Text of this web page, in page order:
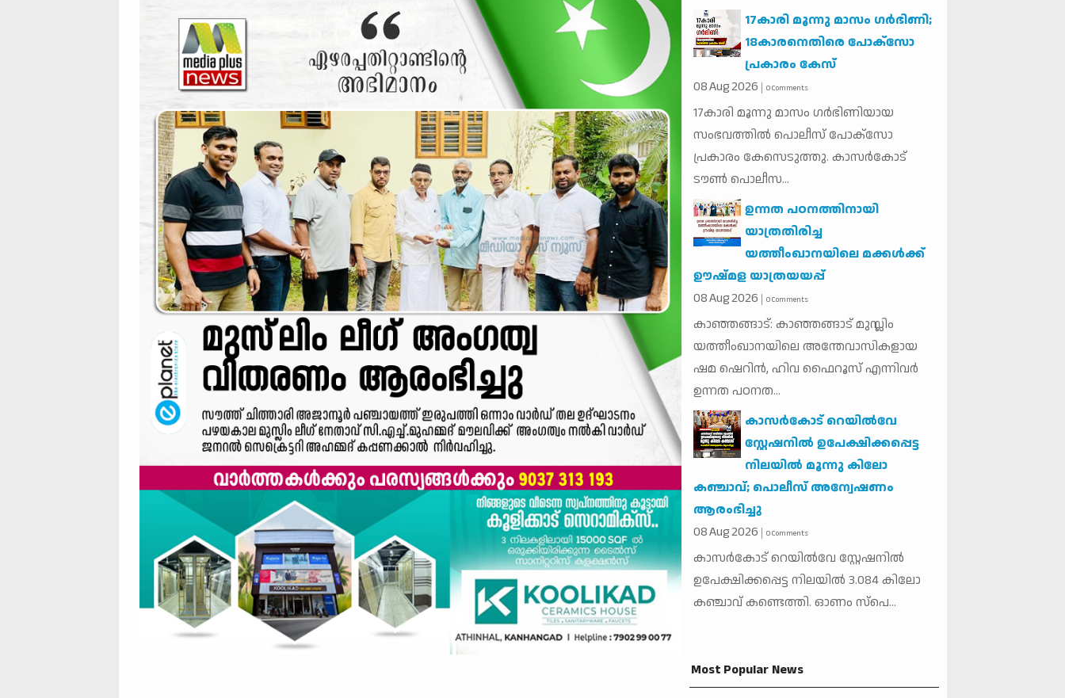
17കാരി മൂന്നു മാസം ഗര്‍ഭിണി;
18കാരനെതിരെ പോക്‌സോ
പ്രകാരം കേസ്
08Aug2026 0 Comments
17കാരി മൂന്നു മാസം ഗര്‍ഭിണിയായ
സംഭവത്തില്‍ പൊലീസ് പോക്‌സോ
പ്രകാരം കേസെടുത്തു. കാസര്‍കോട്
ടൗണ്‍ പൊലീസ...
ഉന്നത പഠനത്തിനായി
യാത്രതിരിച്ച
യത്തീംഖാനയിലെ മക്കൾക്ക്
ഊഷ്മള യാത്രയയപ്പ്
08Aug2026 0 Comments
കാഞ്ഞങ്ങാട്: കാഞ്ഞങ്ങാട് മുസ്ലിം
യത്തീംഖാനയിലെ അന്തേവാസികളായ
ഷമ ഷെറിൻ, ഹിവ ഫൈറൂസ് എന്നിവർ
ഉന്നത പഠനത...
കാസര്‍കോട് റെയില്‍വേ
സ്റ്റേഷനില്‍ ഉപേക്ഷിക്കപ്പെട്ട
നിലയില്‍ മൂന്നു കിലോ
കഞ്ചാവ്; പൊലീസ് അന്വേഷണം
ആരംഭിച്ചു
08Aug2026 0 Comments
കാസര്‍കോട് റെയില്‍വേ സ്റ്റേഷനില്‍
ഉപേക്ഷിക്കപ്പെട്ട നിലയില്‍ 3.084 കിലോ
കഞ്ചാവ് കണ്ടെത്തി. ഓണം സ്‌പെ...
Most Popular News